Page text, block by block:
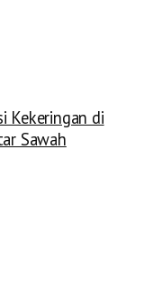
Kekeringan di
Sawah